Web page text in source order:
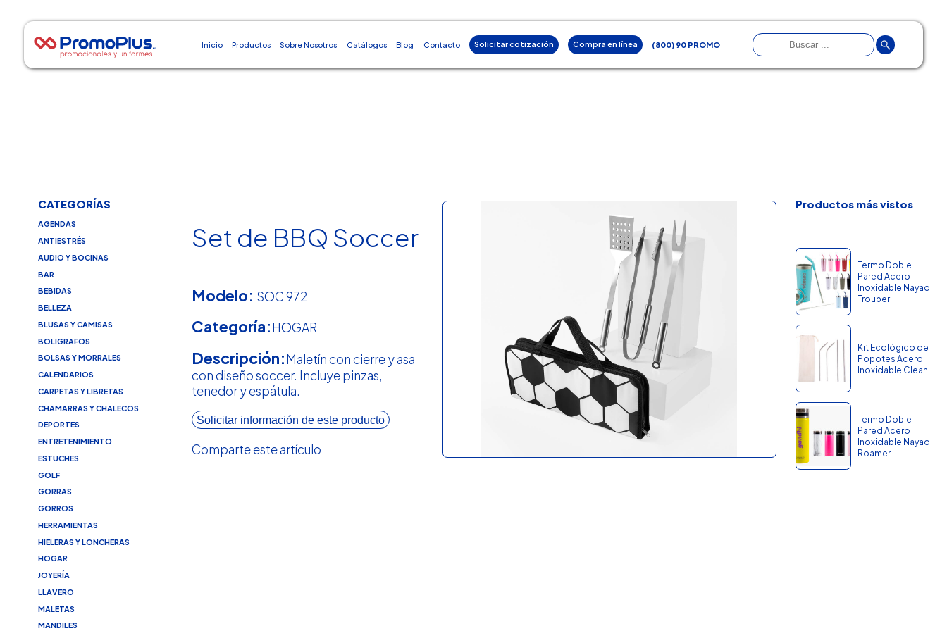
Inicio Productos Sobre Nosotros Catálogos Blog Contacto Solicitar cotización Compra en línea (800) 90 PROMO
CATEGORÍAS
AGENDAS
ANTIESTRÉS
AUDIO Y BOCINAS
BAR
BEBIDAS
BELLEZA
BLUSAS Y CAMISAS
BOLIGRAFOS
BOLSAS Y MORRALES
CALENDARIOS
CARPETAS Y LIBRETAS
CHAMARRAS Y CHALECOS
DEPORTES
ENTRETENIMIENTO
ESTUCHES
GOLF
GORRAS
GORROS
HERRAMIENTAS
HIELERAS Y LONCHERAS
HOGAR
JOYERÍA
LLAVERO
MALETAS
MANDILES
Set de BBQ Soccer
Modelo: SOC 972
Categoría:HOGAR
Descripción:Maletín con cierre y asa
con diseño soccer. Incluye pinzas,
tenedor y espátula.
Solicitar información de este producto
Comparte este artículo
Productos más vistos
Termo Doble
Pared Acero
Inoxidable Nayad
Trouper
Kit Ecológico de
Popotes Acero
Inoxidable Clean
Termo Doble
Pared Acero
Inoxidable Nayad
Roamer